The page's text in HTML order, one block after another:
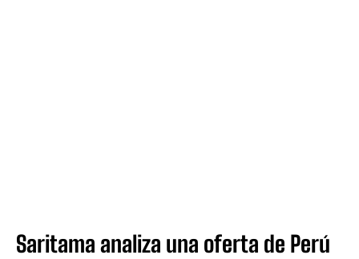
Saritama analiza una oferta de Perú